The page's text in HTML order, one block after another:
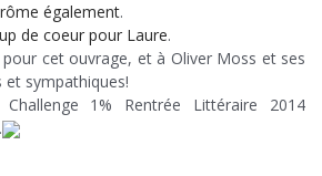
également.
de coeur pour Laure.
cet ouvrage, et à Oliver Moss et ses
sympathiques!
1% Rentrée Littéraire 2014